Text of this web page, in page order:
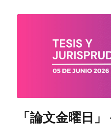
「論文金曜日